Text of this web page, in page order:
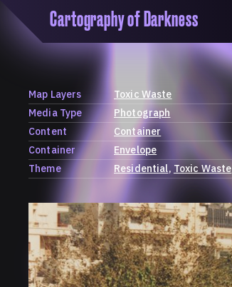
Cartography of Darkness
'Cartogrophy of Darkness' is
research platform dedicated to
the unity of knowledge in our
ridden age. The platform is
map, a repository and a
Map Layers
Toxic Waste
Media Type
Photograph
Content
Container
Container
Envelope
Theme
Residential Toxic Waste